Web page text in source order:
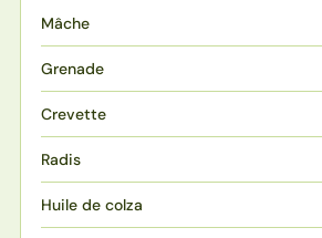
Mâche
Grenade
Crevette
Radis
Huile de colza